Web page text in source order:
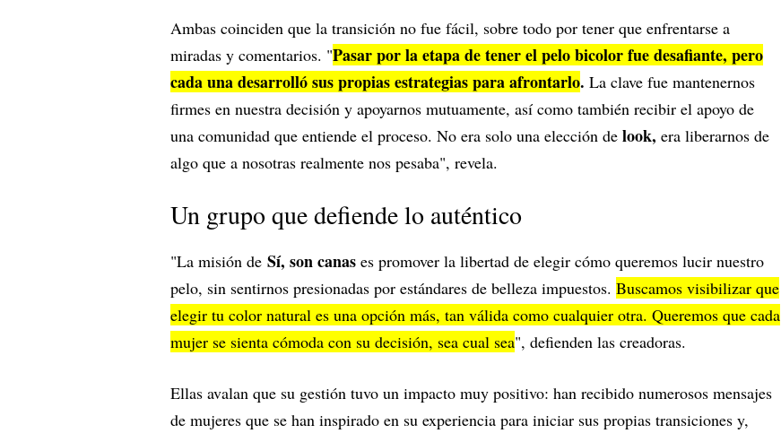
Ambas coinciden que la transición no fue fácil, sobre todo por tener que enfrentarse a
miradas y comentarios. "Pasar por la etapa de tener el pelo bicolor fue desafiante, pero
cada una desarrolló sus propias estrategias para afrontarlo. La clave fue mantenernos
firmes en nuestra decisión y apoyarnos mutuamente, así como también recibir el apoyo de
una comunidad que entiende el proceso. No era solo una elección de look, era liberarnos de
algo que a nosotras realmente nos pesaba", revela.
Un grupo que defiende lo auténtico
"La misión de Sí, son canas es promover la libertad de elegir cómo queremos lucir nuestro
pelo, sin sentirnos presionadas por estándares de belleza impuestos. Buscamos visibilizar que
elegir tu color natural es una opción más, tan válida como cualquier otra. Queremos que cada
mujer se sienta cómoda con su decisión, sea cual sea", defienden las creadoras.
Ellas avalan que su gestión tuvo un impacto muy positivo: han recibido numerosos mensajes
de mujeres que se han inspirado en su experiencia para iniciar sus propias transiciones y,